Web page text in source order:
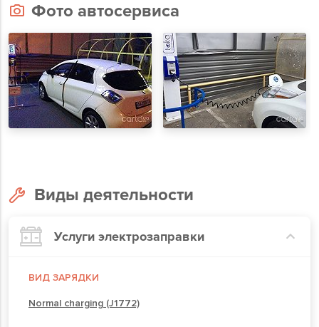
Фото автосервиса
Виды деятельности
Услуги электрозаправки
ВИД ЗАРЯДКИ
Normal charging (J1772)